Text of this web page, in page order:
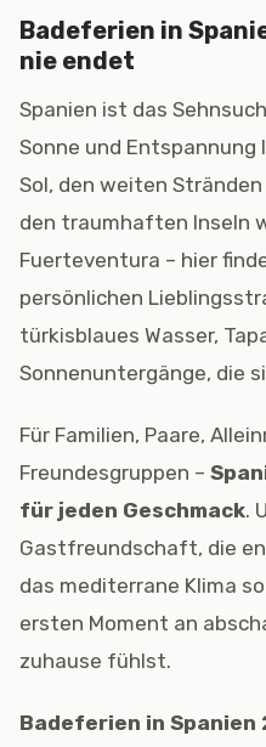
Badeferien in
nie endet
Spanien ist das
Sonne und Entspannung
Sol, den weiten
den traumhaften Inseln
Fuerteventura – hier
persönlichen
türkisblaues Wasser,
Sonnenuntergänge, die
Für Familien, Paare,
Freundesgruppen –
für jeden Geschmack.
Gastfreundschaft, die
das mediterrane Klima
ersten Moment an
zuhause fühlst.
Badeferien in Spanien